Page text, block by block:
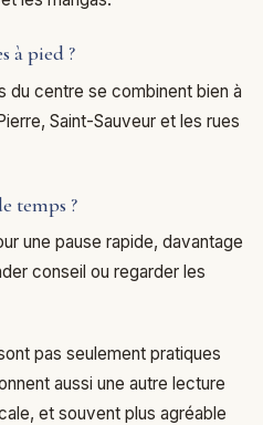
à pied ?
du centre se combinent bien à
Saint-Sauveur et les rues
temps ?
une pause rapide, davantage
conseil ou regarder les
pas seulement pratiques
aussi une autre lecture
et souvent plus agréable